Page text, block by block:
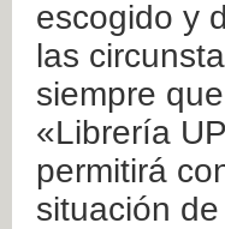
escogido y
las
siempre
«Librería
permitirá
situación